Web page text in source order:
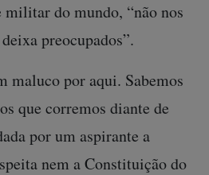
do mundo, “não nos
preocupados”.
maluco por aqui. Sabemos
que corremos diante de
por um aspirante a
nem a Constituição do